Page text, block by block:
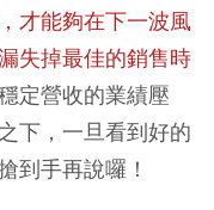
才能夠在下一波風
失掉最佳的銷售時
定營收的業績壓
下，一旦看到好的
到手再說囉！